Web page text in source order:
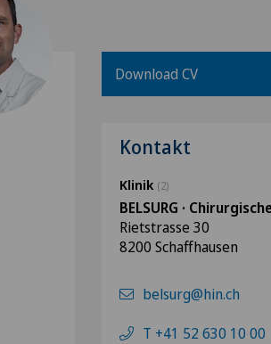
Download CV
Kontakt
Klinik (2)
BELSURG ·
Rietstrasse 30
8200 Schaffhausen
belsurg@hin.ch
T +41 52 630 10 00